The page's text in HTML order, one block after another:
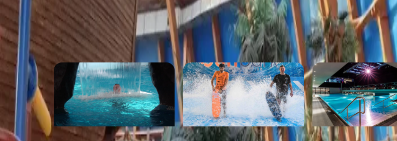
ОТЗЫВЫ
ПОХОЖИЕ МЕСТА
Аквапарк «Родео Драйв» SUNPARK Акваклуб VODA